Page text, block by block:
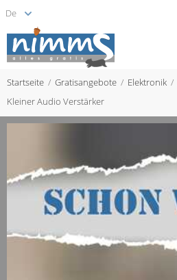
Startseite Gratisangebote Elektronik
Kleiner Audio Verstärker